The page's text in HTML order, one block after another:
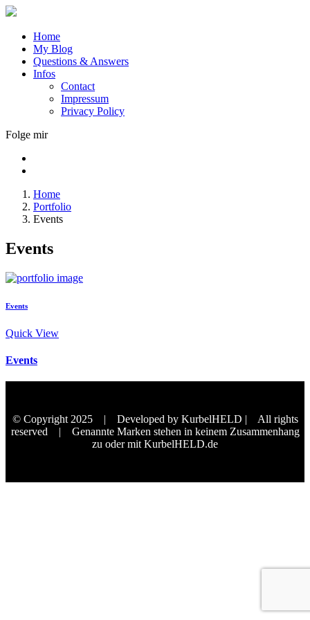
Home
My Blog
Questions & Answers
Infos
Contact
Impressum
Privacy Policy
Folge mir
Home
Portfolio
Events
Events
Events
Quick View
Events
© Copyright 2025 | Developed by KurbelHELD | All rights
reserved | Genannte Marken stehen in keinem Zusammenhang
zu oder mit KurbelHELD.de